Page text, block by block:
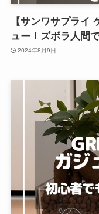
【サンワサプライ
ュー！ズボラ人間
2024年8月9日